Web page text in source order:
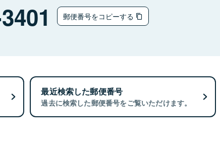
郵便番号をコピーする
最近検索した郵便番号
過去に検索した郵便番号をご覧いただけます。